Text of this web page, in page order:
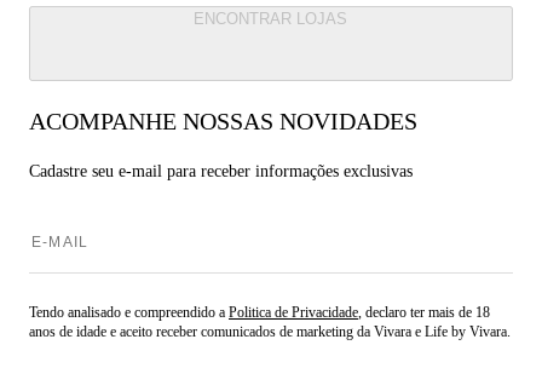
ENCONTRAR LOJAS
ACOMPANHE NOSSAS NOVIDADES
Cadastre seu e-mail para receber informações exclusivas
Tendo analisado e compreendido a Politica de Privacidade, declaro ter mais de 18
anos de idade e aceito receber comunicados de marketing da Vivara e Life by Vivara.